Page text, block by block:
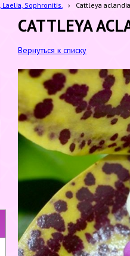
Laelia, Sophronitis. › Сattleya
СATTLEYA
Вернуться к списку